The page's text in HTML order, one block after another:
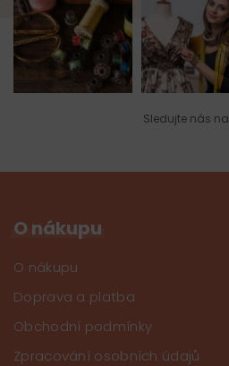
Sledujte nás na
O nákupu
O nákupu
Doprava a platba
Obchodní podmínky
Zpracování osobních údajů